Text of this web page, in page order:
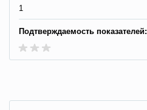
1
Подтверждаемость показателей: